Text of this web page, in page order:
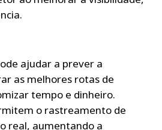
ajudar a prever a
as melhores rotas de
tempo e dinheiro.
o rastreamento de
real, aumentando a